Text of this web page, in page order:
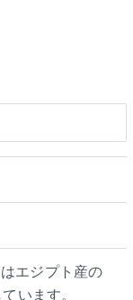
エジプト産の
います。